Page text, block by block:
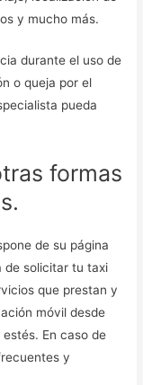
y mucho más.
durante el uso de
o queja por el
pueda
formas
de su página
de solicitar tu taxi
que prestan y
móvil desde
En caso de
y